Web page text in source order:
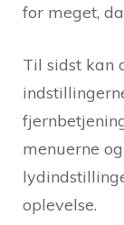
for meget,
Til sidst kan
menuerne
oplevelse.